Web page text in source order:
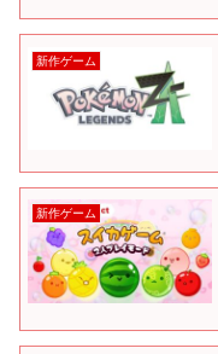
新作ゲーム
新作ゲーム